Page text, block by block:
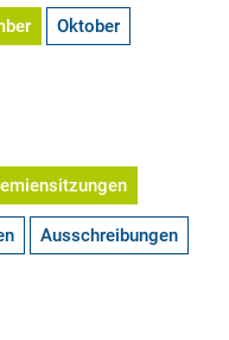
Oktober
Ausschreibungen